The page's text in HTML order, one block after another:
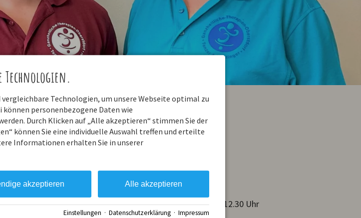
Christina Finkel
Rezeptionszeiten:
Montag, Dienstag, Donnerstag und Freitag von 7.30-12.30 Uhr
Technologien.
Technologien, um unsere Webseite optimal zu
personenbezogene Daten wie
Durch Klicken auf „Alle akzeptieren“ stimmen Sie der
können Sie eine individuelle Auswahl treffen und erteilte
Informationen erhalten Sie in unserer
Alle akzeptieren
akzeptieren
Einstellungen · Datenschutzerklärung · Impressum